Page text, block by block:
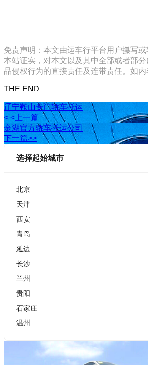
免责声明：本文由运车行平台用户攥写
本站证实，对本文以及其中全部或者部
品侵权行为的直接责任及连带责任。如
THE END
辽宁鞍山专门轿车托运
< <上一篇
金湖官方轿车托运公司
下一篇>>
选择起始城市
北京
天津
西安
青岛
延边
长沙
兰州
贵阳
石家庄
温州